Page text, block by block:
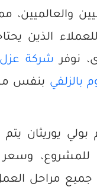
والعالميين،
الذين
نوفر شركة
بالزلفي بنفس
يوريثان يتم
للمشروع،
جميع مراحل